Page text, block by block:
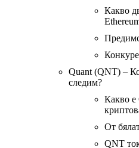
Какво
Quant (QNT) –
следим?
Какво е
От
QNT